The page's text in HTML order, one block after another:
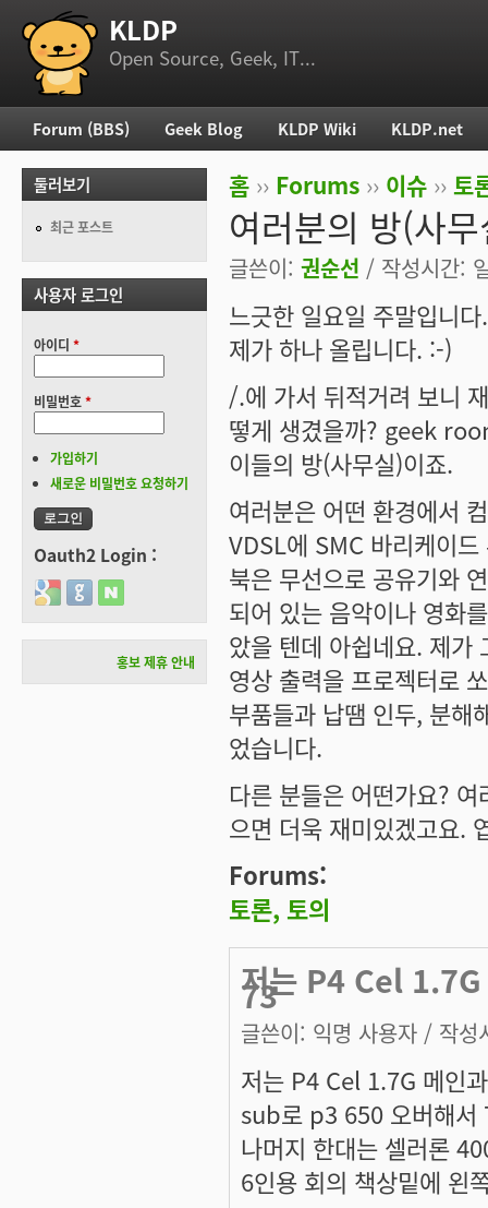
부 메뉴 KLDP
Open Source, Geek, IT...
현재 위치
홈 ›› Forums ›› 이슈 ›› 토
여러분의 방(사
글쓴이: 권순선 / 작성시간:
느긋한 일요일 주말입니
제가 하나 올립니다. :-)
/.에 가서 뒤적거려 보니
떻게 생겼을까? geek
이들의 방(사무실)이죠.
여러분은 어떤 환경에서
VDSL에 SMC 바리케이
북은 무선으로 공유기와
되어 있는 음악이나 영화
았을 텐데 아쉽네요. 제가
영상 출력을 프로젝터로
부품들과 납땜 인두, 분해
었습니다.
다른 분들은 어떤가요?
으면 더욱 재미있겠고요.
Forums:
토론, 토의
저는 P4 Cel
73
글쓴이: 익명 사용자 / 작성
저는 P4 Cel 1.7G 메인과
sub로 p3 650 오버해서
나머지 한대는 셀러론
6인용 회의 책상밑에 왼
주 메뉴
Forum (BBS) Geek Blog KLDP Wiki KLDP.net
둘러보기
최근 포스트
사용자 로그인
아이디 *
비밀번호*
가입하기
새로운 비밀번호 요청하기
Oauth2 Login :
Login with Google
Login with GitHub
Login with Naver
홍보 제휴 안내